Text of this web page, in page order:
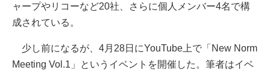
ャープやリコーなど20社、さらに個人メンバー4名で構
成されている。
少し前になるが、4月28日にYouTube上で「New Norm
Meeting Vol.1」というイベントを開催した。筆者はイベ